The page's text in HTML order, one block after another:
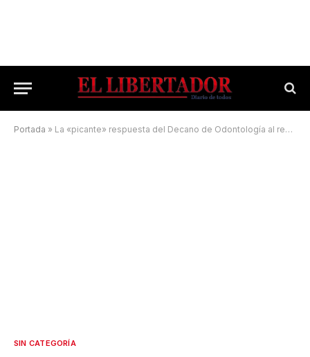
Portada » La «picante» respuesta del Decano de Odontología al reclamo estudiantil
SIN CATEGORÍA